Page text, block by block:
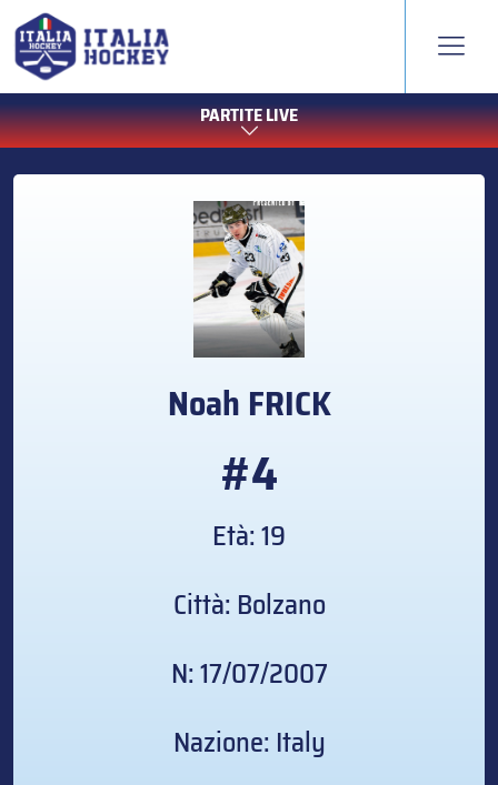
PARTITE LIVE
Noah FRICK
#4
Età: 19
Città: Bolzano
N: 17/07/2007
Nazione: Italy